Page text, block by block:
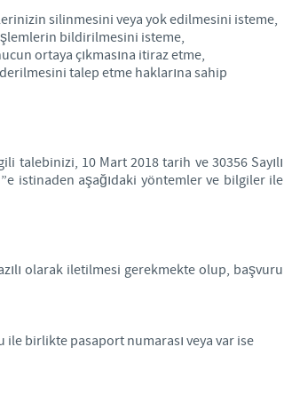
silinmesini veya yok edilmesini isteme,
işlemlerin bildirilmesini isteme,
ortaya çıkmasına itiraz etme,
talep etme haklarına sahip
talebinizi, 10 Mart 2018 tarih ve 30356 Sayılı
istinaden aşağıdaki yöntemler ve bilgiler ile
olarak iletilmesi gerekmekte olup, başvuru
birlikte pasaport numarası veya var ise